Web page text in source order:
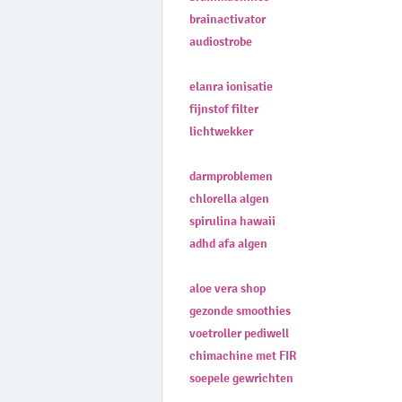
brainactivator
audiostrobe
elanra ionisatie
fijnstof filter
lichtwekker
darmproblemen
chlorella algen
spirulina hawaii
adhd afa algen
aloe vera shop
gezonde smoothies
voetroller pediwell
chimachine met FIR
soepele gewrichten